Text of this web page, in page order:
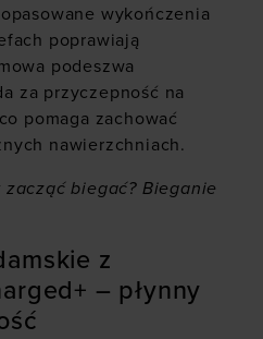
wykończenia
poprawiają
podeszwa
za przyczepność na
pomaga zachować
nawierzchniach.
zacząć biegać? Bieganie
z
– płynny